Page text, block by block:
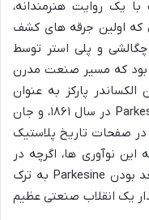
یک روایت هنرمندانه،
که اولین جرقه های کشف
و پلی استر توسط
نقطه عطفی بود که مسیر صنعت مدرن
پارکز به عنوان
مخترع اولین پلاستیک تجاری با نام Parkesine در سال ۱۸۶۱، و جان
صفحات تاریخ پلاستیک
نوآوری ها، اگرچه در
ابتدا خام و پرچالش بودند (مانند مستعد بودن Parkesine به ترک
یک انقلاب صنعتی عظیم